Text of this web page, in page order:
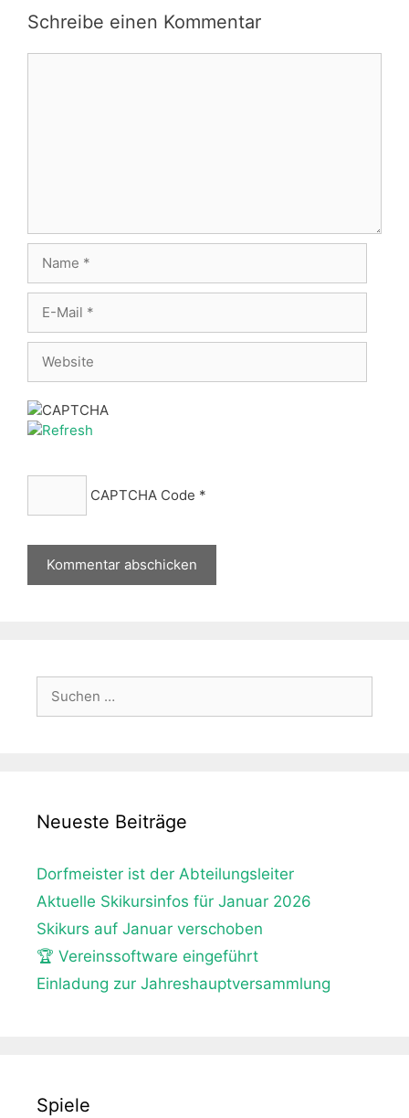
Schreibe einen Kommentar
Mail
CAPTCHA Code *
Suche
Neueste Beiträge
Dorfmeister ist der Abteilungsleiter
Aktuelle Skikursinfos für Januar 2026
Skikurs auf Januar verschoben
🏆 Vereinssoftware eingeführt
Einladung zur Jahreshauptversammlung
Spiele